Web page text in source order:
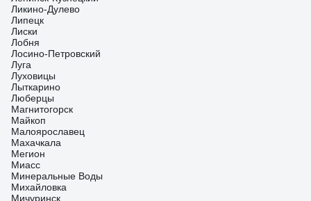
Ликино-Дулево
Липецк
Лиски
Лобня
Лосино-Петровский
Луга
Луховицы
Лыткарино
Люберцы
Магнитогорск
Майкоп
Малоярославец
Махачкала
Мегион
Миасс
Минеральные Воды
Михайловка
Мичуринск